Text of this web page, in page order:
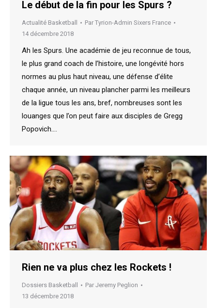
Le début de la fin pour les Spurs ?
Actualité Basketball Par Tyrion-Admin Sixers France
14 décembre 2018
Ah les Spurs. Une académie de jeu reconnue de tous,
le plus grand coach de l’histoire, une longévité hors
normes au plus haut niveau, une défense d’élite
chaque année, un niveau plancher parmi les meilleurs
de la ligue tous les ans, bref, nombreuses sont les
louanges que l’on peut faire aux disciples de Gregg
Popovich.…
Rien ne va plus chez les Rockets !
Dossiers Basketball Par Jeremy Peglion
13 décembre 2018